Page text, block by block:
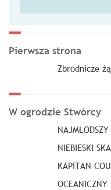
Pierwsza strona
Zbrodnicze
W ogrodzie Stwórcy
NIEBIESKI
KAPITAN
OCEANICZNY